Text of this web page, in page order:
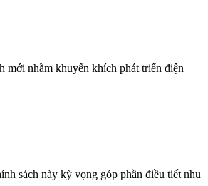
mới nhằm khuyến khích phát triển điện
sách này kỳ vọng góp phần điều tiết nhu